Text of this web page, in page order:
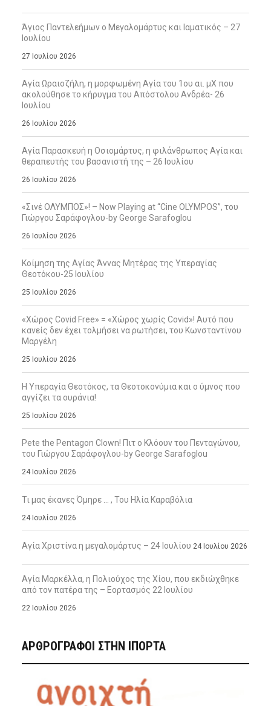
Άγιος Παντελεήμων ο Μεγαλομάρτυς και Ιαματικός – 27
Ιουλίου
27 Ιουλίου 2026
Αγία Ωραιοζήλη, η μορφωμένη Αγία του 1ου αι. μΧ που
ακολούθησε το κήρυγμα του Απόστολου Ανδρέα- 26
Ιουλίου
26 Ιουλίου 2026
Αγία Παρασκευή η Οσιομάρτυς, η φιλάνθρωπος Αγία και
θεραπευτής του βασανιστή της – 26 Ιουλίου
26 Ιουλίου 2026
«Σινέ ΟΛΥΜΠΟΣ»! – Now Playing at “Cine OLYMPOS”, του
Γιώργου Σαράφογλου-by George Sarafoglou
26 Ιουλίου 2026
Κοίμηση της Αγίας Άννας Μητέρας της Υπεραγίας
Θεοτόκου-25 Ιουλίου
25 Ιουλίου 2026
«Χώρος Covid Free» = «Χώρος χωρίς Covid»! Αυτό που
κανείς δεν έχει τολμήσει να ρωτήσει, του Κωνσταντίνου
Μαργέλη
25 Ιουλίου 2026
Η Υπεραγία Θεοτόκος, τα Θεοτοκονύμια και ο ύμνος που
αγγίζει τα ουράνια!
25 Ιουλίου 2026
Pete the Pentagon Clown! Πιτ ο Κλόουν του Πενταγώνου,
του Γιώργου Σαράφογλου-by George Sarafoglou
24 Ιουλίου 2026
Τι μας έκανες Όμηρε … , Του Ηλία Καραβόλια
24 Ιουλίου 2026
Αγία Χριστίνα η μεγαλομάρτυς – 24 Ιουλίου 24 Ιουλίου 2026
Αγία Μαρκέλλα, η Πολιούχος της Χίου, που εκδιώχθηκε
από τον πατέρα της – Εορτασμός 22 Ιουλίου
22 Ιουλίου 2026
ΑΡΘΡΟΓΡΑΦΟΙ ΣΤΗΝ IΠΟΡΤΑ